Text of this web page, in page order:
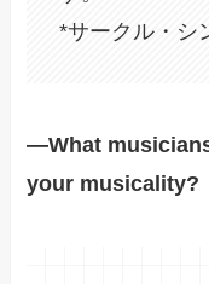
*サークル・シ
―What
your musicality?